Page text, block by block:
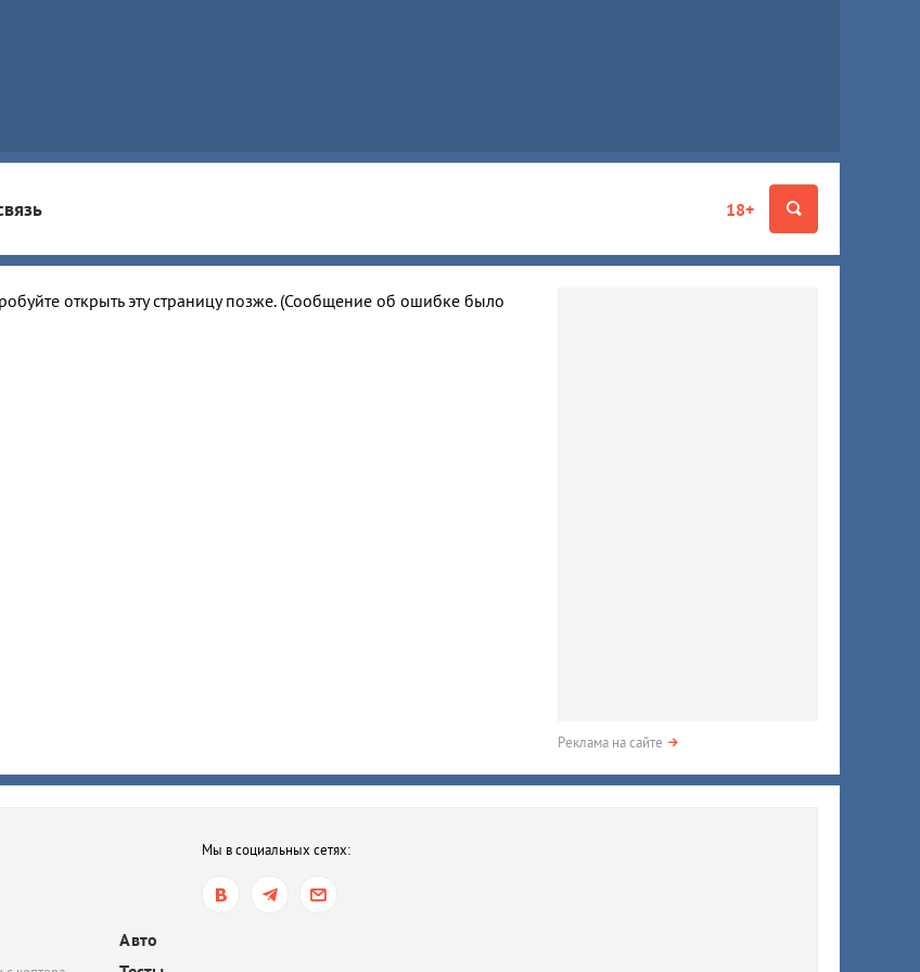
18+
открыть эту страницу позже. (Сообщение об ошибке было
Реклама на сайте
Мы в социальных сетях:
Авто